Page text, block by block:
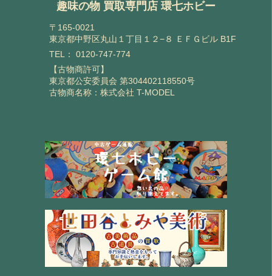
趣味の物 買取専門店 環七ホビー
〒165-0021
東京都中野区丸山１丁目１２−８ ＥＦＧビル B1F
TEL： 0120-747-774
【古物商許可】
東京都公安委員会 第304402118550号
古物商名称：株式会社 T-MODEL